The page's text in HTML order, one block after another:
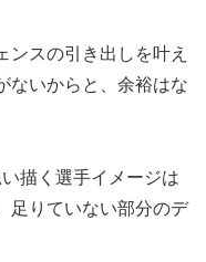
ンスの引き出しを叶え
ないからと、余裕はな
描く選手イメージは
足りていない部分のデ